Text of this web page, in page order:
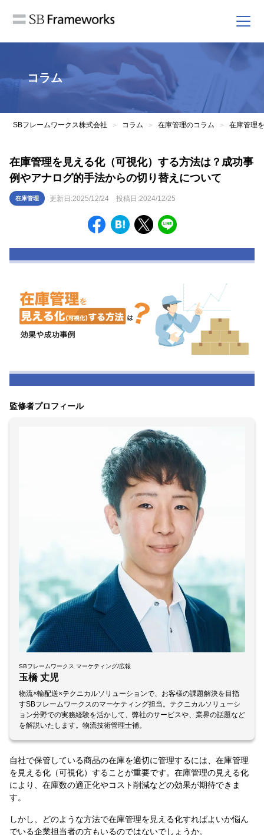
コラム
SBフレームワークス株式会社 > コラム > 在庫管理のコラム >
在庫管理を見える化（可視化）する方法は？成功事
例やアナログ的手法からの切り替えについて
在庫管理 更新日:2025/12/24 投稿日:2024/12/25
監修者プロフィール
SBフレームワークス マーケティング/広報
玉橋 丈児
物流×輸配送×テクニカルソリューションで、お客様の課題解決を目指
すSBフレームワークスのマーケティング担当。テクニカルソリューシ
ョン分野での実務経験を活かして、弊社のサービスや、業界の話題など
を解説いたします。物流技術管理士補。
自社で保管している商品の在庫を適切に管理するには、在庫管理
を見える化（可視化）することが重要です。在庫管理の見える化
により、在庫数の適正化やコスト削減などの効果が期待できま
す。
しかし、どのような方法で在庫管理を見える化すればよいか悩ん
でいる企業担当者の方もいるのではないでしょうか。